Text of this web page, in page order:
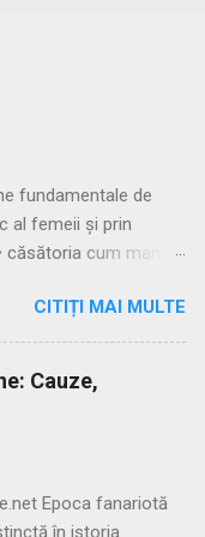
fundamentale de
al femeii și prin
căsătoria cum manus
prin care femeia
a familiei
multe femei au
în uniuni
au recunoscut și
să rămână sub
cu manus
CITIȚI MAI MULTE
Cauze,
Epoca fanariotă
în istoria